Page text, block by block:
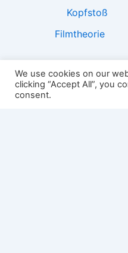
Kopfstoß
Filmtheorie
2501:
We use cookies on our
clicking “Accept All”, you
consent.